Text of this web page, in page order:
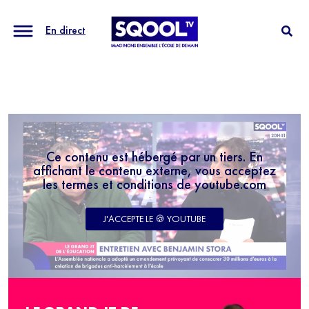
En direct
Ce contenu est hébergé par un tiers. En
affichant le contenu externe, vous acceptez
les termes et conditions de youtube.com
J'ACCEPTE LE 🍪 YOUTUBE